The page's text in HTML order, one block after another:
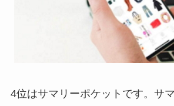
4位はサマリーポケットです。サ